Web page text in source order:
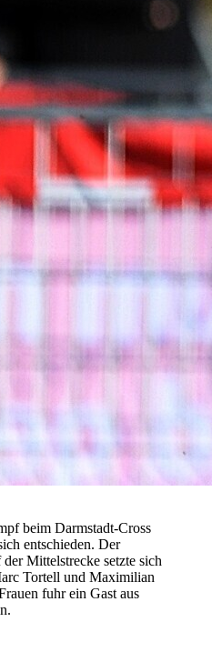
beim Darmstadt-Cross
entschieden. Der
Mittelstrecke setzte sich
Tortell und Maximilian
fuhr ein Gast aus